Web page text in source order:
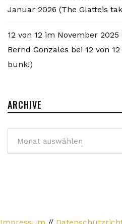
Januar 2026 (The Glatteis
12 von 12 im November
Bernd Gonzales bei 12 von
bunk!)
ARCHIVE